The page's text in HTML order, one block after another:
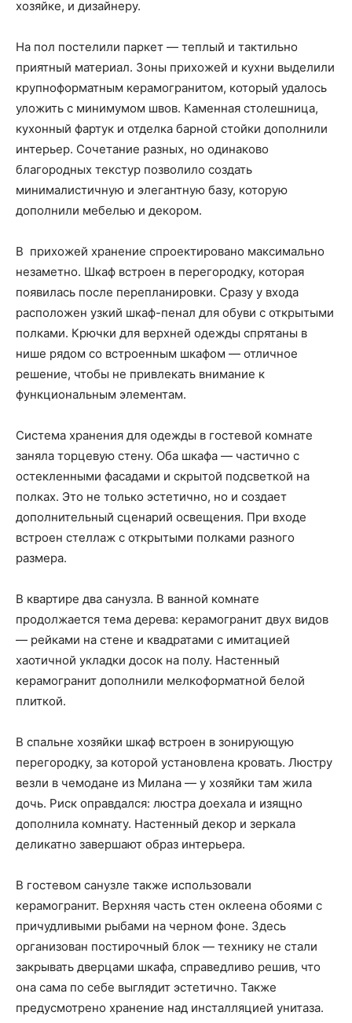
хозяйке, и дизайнеру.
На пол постелили паркет — теплый и тактильно
приятный материал. Зоны прихожей и кухни выделили
крупноформатным керамогранитом, который удалось
уложить с минимумом швов. Каменная столешница,
кухонный фартук и отделка барной стойки дополнили
интерьер. Сочетание разных, но одинаково
благородных текстур позволило создать
минималистичную и элегантную базу, которую
дополнили мебелью и декором.
В прихожей хранение спроектировано максимально
незаметно. Шкаф встроен в перегородку, которая
появилась после перепланировки. Сразу у входа
расположен узкий шкаф-пенал для обуви с открытыми
полками. Крючки для верхней одежды спрятаны в
нише рядом со встроенным шкафом — отличное
решение, чтобы не привлекать внимание к
функциональным элементам.
Система хранения для одежды в гостевой комнате
заняла торцевую стену. Оба шкафа — частично с
остекленными фасадами и скрытой подсветкой на
полках. Это не только эстетично, но и создает
дополнительный сценарий освещения. При входе
встроен стеллаж с открытыми полками разного
размера.
В квартире два санузла. В ванной комнате
продолжается тема дерева: керамогранит двух видов
— рейками на стене и квадратами с имитацией
хаотичной укладки досок на полу. Настенный
керамогранит дополнили мелкоформатной белой
плиткой.
В спальне хозяйки шкаф встроен в зонирующую
перегородку, за которой установлена кровать. Люстру
везли в чемодане из Милана — у хозяйки там жила
дочь. Риск оправдался: люстра доехала и изящно
дополнила комнату. Настенный декор и зеркала
деликатно завершают образ интерьера.
В гостевом санузле также использовали
керамогранит. Верхняя часть стен оклеена обоями с
причудливыми рыбами на черном фоне. Здесь
организован постирочный блок — технику не стали
закрывать дверцами шкафа, справедливо решив, что
она сама по себе выглядит эстетично. Также
предусмотрено хранение над инсталляцией унитаза.